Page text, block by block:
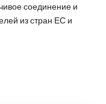
соединение и
из стран ЕС и